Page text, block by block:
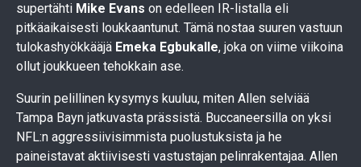
supertähti Mike Evans on edelleen IR-listalla eli
pitkäaikaisesti loukkaantunut. Tämä nostaa suuren vastuun
tulokashyökkääjä Emeka Egbukalle, joka on viime viikoina
ollut joukkueen tehokkain ase.
Suurin pelillinen kysymys kuuluu, miten Allen selviää
Tampa Bayn jatkuvasta prässistä. Buccaneersilla on yksi
NFL:n aggressiivisimmista puolustuksista ja he
paineistavat aktiivisesti vastustajan pelinrakentajaa. Allen